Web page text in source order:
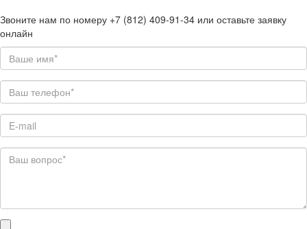
Звоните нам по номеру +7 (812) 409-91-34 или оставьте заявку
онлайн